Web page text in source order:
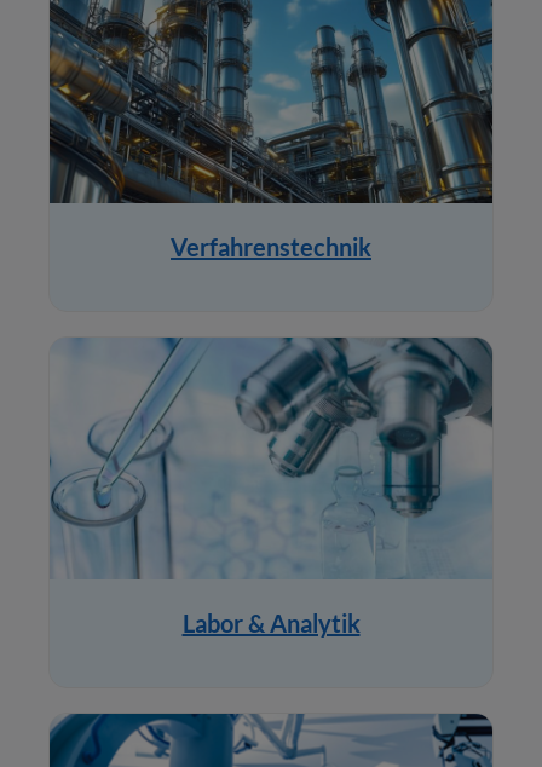
Verfahrenstechnik
Labor & Analytik